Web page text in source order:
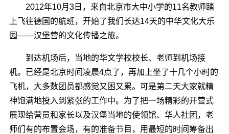
2012年10月3日，来自北京市大中小学的11名教师踏
上飞往德国的航班，开始了我们长达14天的中华文化大乐
园――汉堡营的文化传播之旅。
到达机场后，当地的华文学校校长、老师到机场接
机。已经是北京时间凌晨4点了，再加上坐了十几个小时的
飞机，大多数团员都感觉又困又累。可是第二天大家就精
神饱满地投入到紧张的工作中。为了把一场精彩的开营式
展现给营员和家长以及汉堡当地的使领馆、华人社团，老
师们有的布置会场，有的准备节目，用最短的时间筹备出